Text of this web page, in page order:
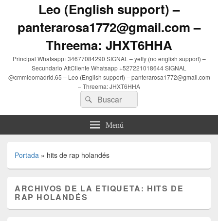
Leo (English support) –
panterarosa1772@gmail.com –
Threema: JHXT6HHA
Principal Whatsapp+34677084290 SIGNAL – yeffy (no english support) –
Secundario AttCliente Whatsapp +527221018644 SIGNAL
@cmmleomadrid.65 – Leo (English support) – panterarosa1772@gmail.com
– Threema: JHXT6HHA
Buscar
por:
Buscar
Menú
Portada » hits de rap holandés
ARCHIVOS DE LA ETIQUETA: HITS DE
RAP HOLANDÉS